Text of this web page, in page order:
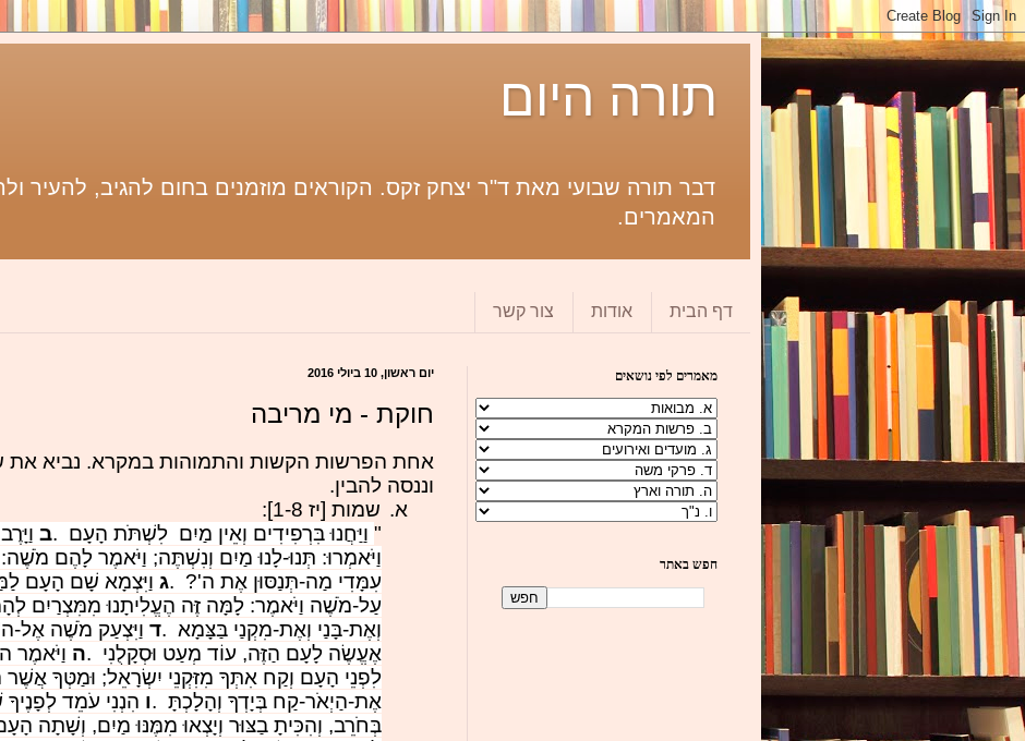
תורה היום
דבר תורה שבועי מאת ד"ר יצחק זקס. הקוראים מוזמנים בחום להגיב, להעיר
המאמרים.
דף הבית אודות צור קשר
יום ראשון, 10 ביולי 2016
חוקת - מי מריבה
אחת הפרשות הקשות והתמוהות במקרא. נביא את
וננסה להבין.
א. שמות [יז 1-8]:
" וַיַּחֲנוּ בִּרְפִידִים וְאֵין מַיִם לִשְׁתֹּת הָעָם .ב
וַיֹּאמְרוּ: תְּנוּ-לָנוּ מַיִם וְנִשְׁתֶּה; וַיֹּאמֶר לָהֶם
עִמָּדִי מַה-תְּנַסּוּן אֶת ה'? .ג וַיִּצְמָא שָׁם הָעָם
עַל-מֹשֶׁה וַיֹּאמֶר: לָמָּה זֶּה הֶעֱלִיתָנוּ מִמִּצְרַיִם
וְאֶת-בָּנַי וְאֶת-מִקְנַי בַּצָּמָא .ד וַיִּצְעַק מֹשֶׁה אֶל-
אֶעֱשֶׂה לָעָם הַזֶּה, עוֹד מְעַט וּסְקָלֻנִי .ה וַיֹּאמֶר
לִפְנֵי הָעָם וְקַח אִתְּךָ מִזִּקְנֵי יִשְׂרָאֵל; וּמַטְּךָ אֲשֶׁר
אֶת-הַיְאֹר-קַח בְּיָדְךָ וְהָלָכְתָּ .ו הִנְנִי עֹמֵד
בְּחֹרֵב, וְהִכִּיתָ בַצּוּר וְיָצְאוּ מִמֶּנּוּ מַיִם, וְשָׁתָה
מאמרים לפי נושאים
חפש באתר